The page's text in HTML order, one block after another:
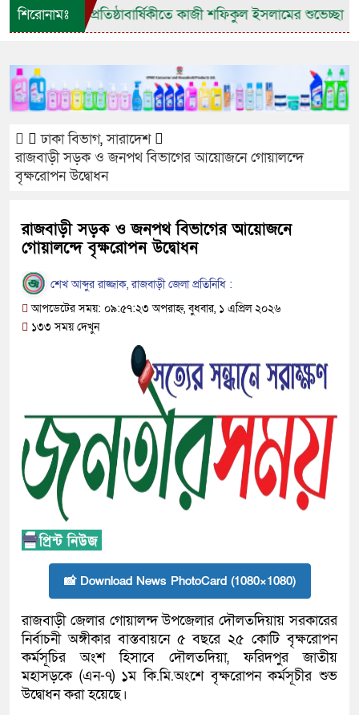
শিরোনামঃ
৩৭তম প্রতিষ্ঠাবার্ষিকীতে কাজী শফিকুল ইসলামের শুভেচ্ছা
ঢাকা বিভাগ,সারাদেশ
রাজবাড়ী সড়ক ও জনপথ বিভাগের আয়োজনে গোয়ালন্দে
বৃক্ষরোপন উদ্বোধন
রাজবাড়ী সড়ক ও জনপথ বিভাগের আয়োজনে
গোয়ালন্দে বৃক্ষরোপন উদ্বোধন
শেখ আব্দুর রাজ্জাক, রাজবাড়ী জেলা প্রতিনিধি :
আপডেটের সময়: ০৯:৫৭:২৩ অপরাহ্ন, বুধবার, ১ এপ্রিল ২০২৬
১৩৩ সময় দেখুন
📸 Download News PhotoCard (1080×1080)
রাজবাড়ী জেলার গোয়ালন্দ উপজেলার দৌলতদিয়ায় সরকারের
নির্বাচনী অঙ্গীকার বাস্তবায়নে ৫ বছরে ২৫ কোটি বৃক্ষরোপন
কর্মসূচির অংশ হিসাবে দৌলতদিয়া, ফরিদপুর জাতীয়
মহাসড়কে (এন-৭) ১ম কি.মি.অংশে বৃক্ষরোপন কর্মসূচীর শুভ
উদ্বোধন করা হয়েছে।